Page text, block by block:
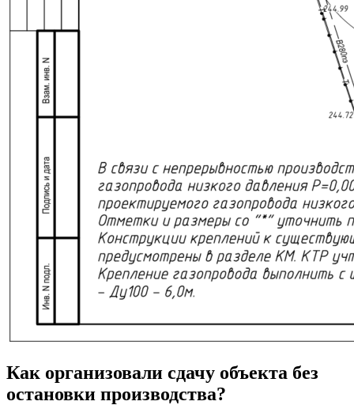
Как организовали сдачу объекта без
остановки производства?